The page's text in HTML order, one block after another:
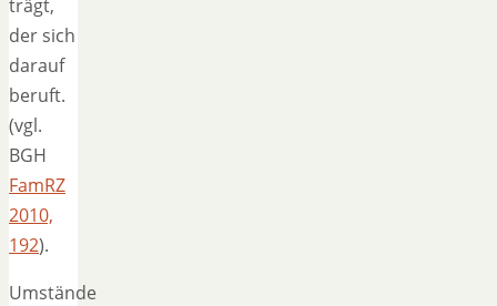
trägt,
der sich
darauf
beruft.
(vgl.
BGH
FamRZ
2010,
192).
Umstände